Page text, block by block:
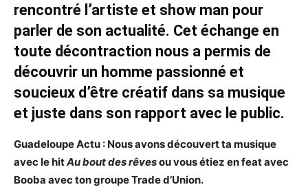
rencontré l’artiste et show man pour
parler de son actualité. Cet échange en
toute décontraction nous a permis de
découvrir un homme passionné et
soucieux d’être créatif dans sa musique
et juste dans son rapport avec le public.
Guadeloupe Actu : Nous avons découvert ta musique
avec le hitAu bout des rêvesou vous étiez en feat avec
Booba avec ton groupe Trade d’Union.